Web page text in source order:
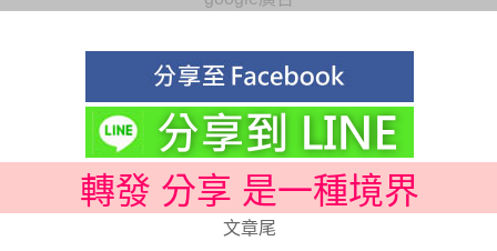
轉發 分享 是一種境界
文章尾